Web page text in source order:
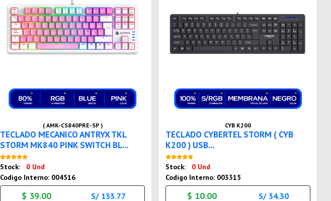
( AMK-CS840PRE-SP )
TECLADO MECANICO ANTRYX TKL
STORM MK840 PINK SWITCH BL...
Stock:
0 Und
Codigo Interno: 004516
$ 39.00 S/ 133.77
CYB K200
TECLADO CYBERTEL STORM ( CYB
K200 ) USB...
Stock:
0 Und
Codigo Interno: 003315
$ 10.00 S/ 34.30